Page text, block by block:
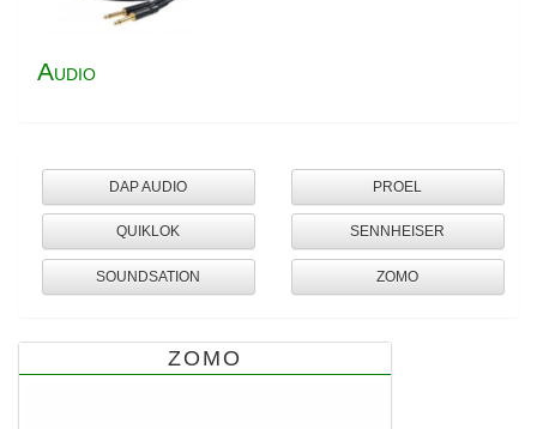
AUDIO
DAP AUDIO PROEL
QUIKLOK SENNHEISER
SOUNDSATION ZOMO
ZOMO